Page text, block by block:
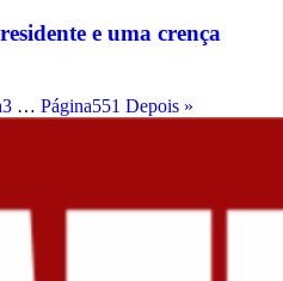
e uma crença
3 … Página551 Depois »